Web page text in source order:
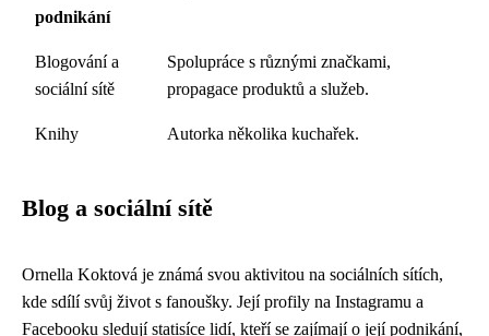
podnikání
Blogování a
sociální sítě
Spolupráce s různými značkami,
propagace produktů a služeb.
Knihy Autorka několika kuchařek.
Blog a sociální sítě
Ornella Koktová je známá svou aktivitou na sociálních sítích,
kde sdílí svůj život s fanoušky. Její profily na Instagramu a
Facebooku sledují statisíce lidí, kteří se zajímají o její podnikání,